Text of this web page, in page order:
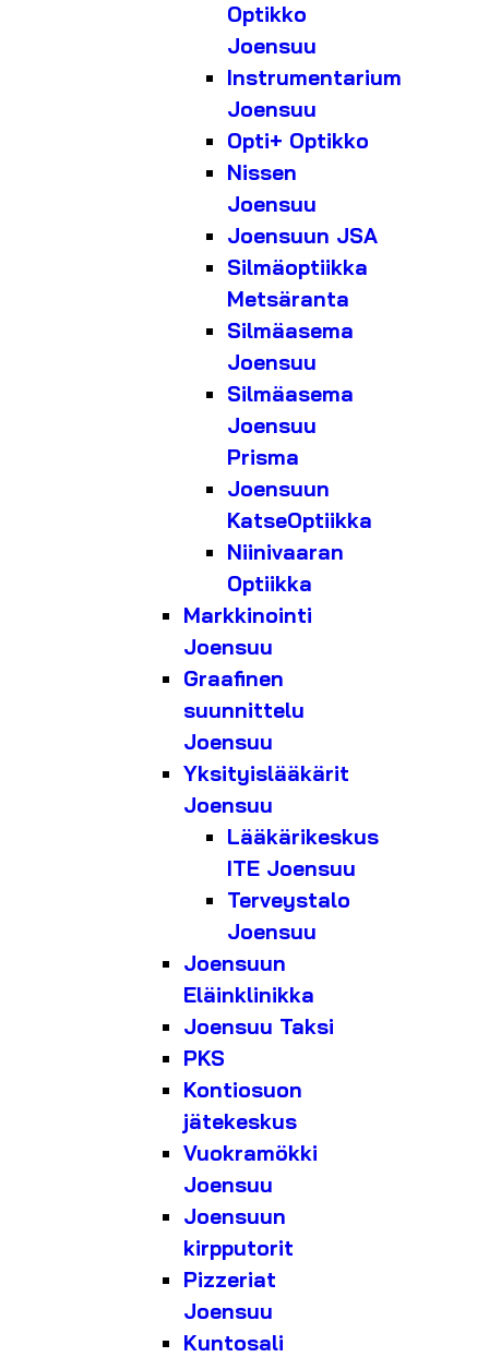
Optikko
Joensuu
Instrumentarium
Joensuu
Opti+ Optikko
Nissen
Joensuu
Joensuun JSA
Silmäoptiikka
Metsäranta
Silmäasema
Joensuu
Silmäasema
Joensuu
Prisma
Joensuun
KatseOptiikka
Niinivaaran
Optiikka
Markkinointi
Joensuu
Graafinen
suunnittelu
Joensuu
Yksityislääkärit
Joensuu
Lääkärikeskus
ITE Joensuu
Terveystalo
Joensuu
Joensuun
Eläinklinikka
Joensuu Taksi
PKS
Kontiosuon
jätekeskus
Vuokramökki
Joensuu
Joensuun
kirpputorit
Pizzeriat
Joensuu
Kuntosali